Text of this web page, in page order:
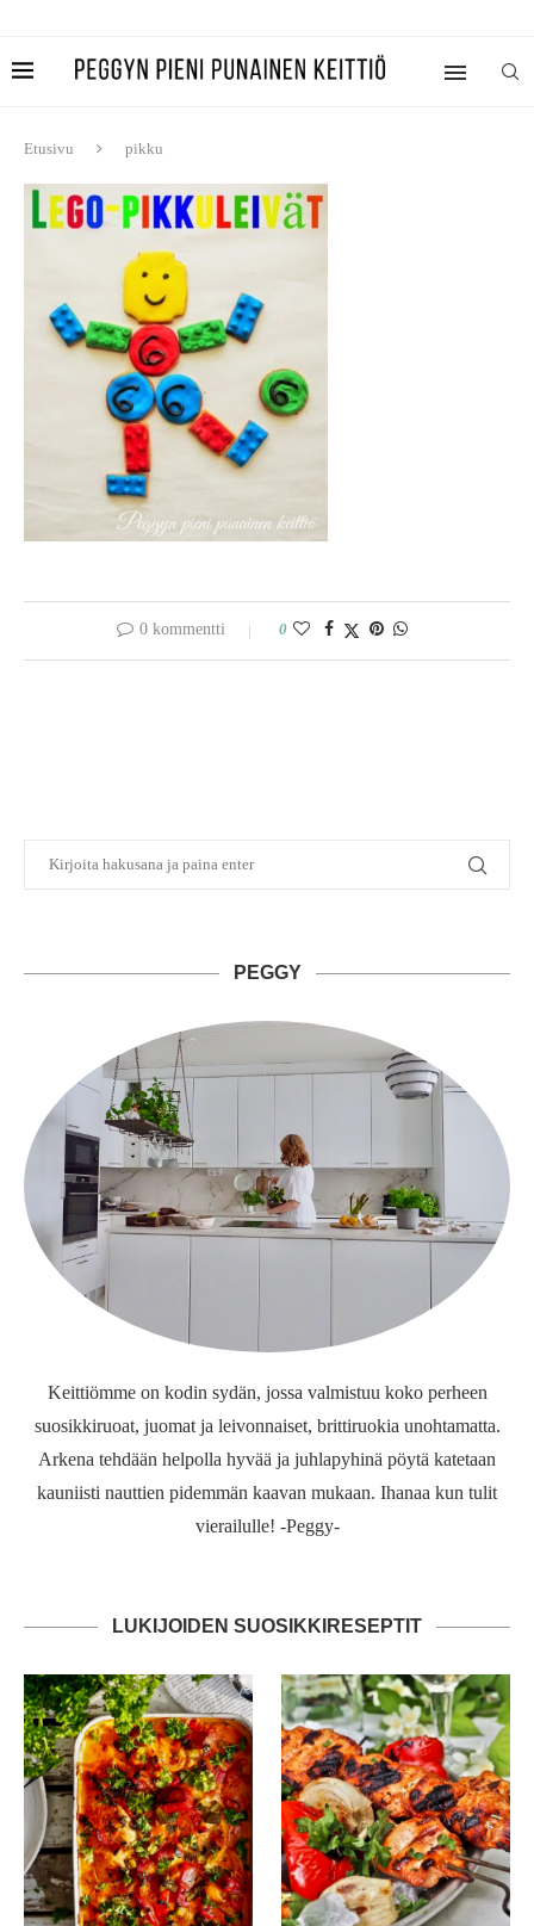
Etusivu pikku
0 kommentti 0
PEGGY
Keittiömme on kodin sydän, jossa valmistuu koko perheen
suosikkiruoat, juomat ja leivonnaiset, brittiruokia unohtamatta.
Arkena tehdään helpolla hyvää ja juhlapyhinä pöytä katetaan
kauniisti nauttien pidemmän kaavan mukaan. Ihanaa kun tulit
vierailulle! -Peggy-
LUKIJOIDEN SUOSIKKIRESEPTIT